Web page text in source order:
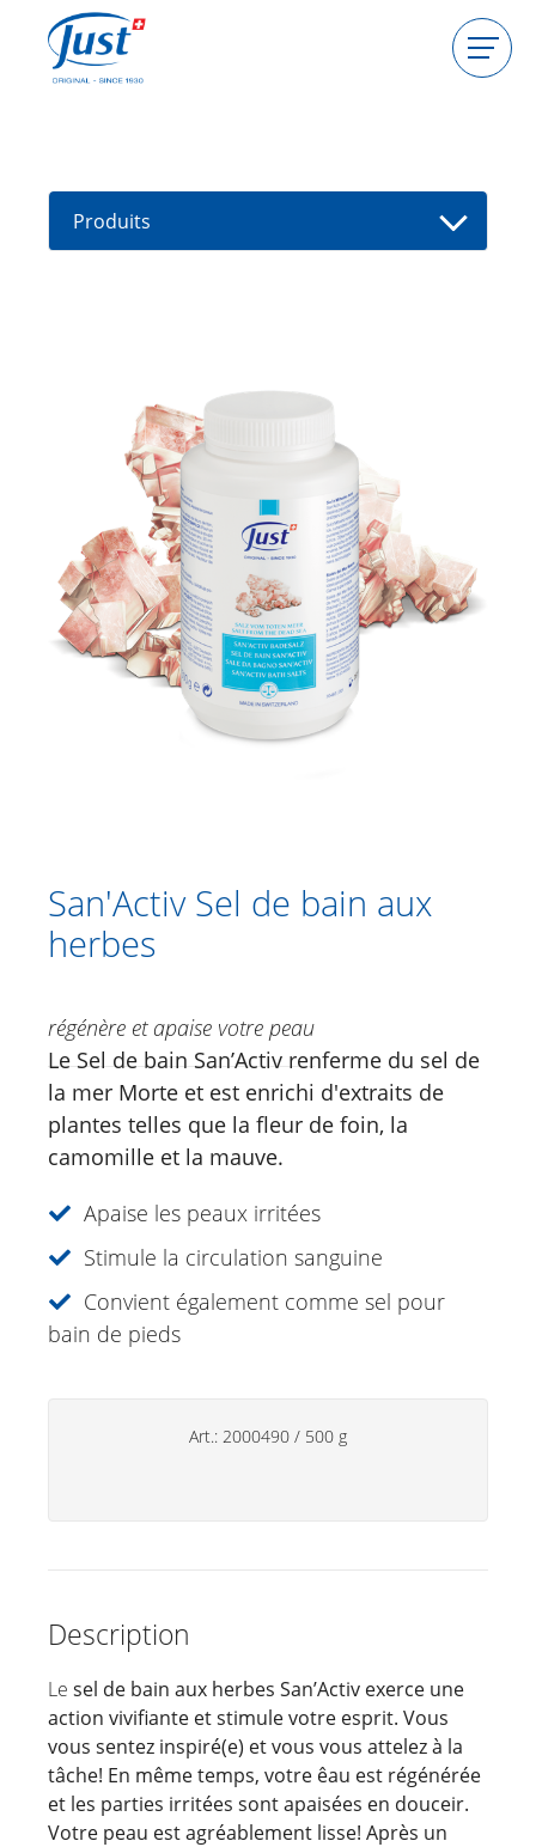
Devenir conseillère
Guides
Produits
Bain
Brosse de massage
Sel de bain Eucasol
Fleur de foin | Edelweiss Bain
moussant
Thym essence de bain
Genièvre essence de bain
San'Activ Sel de bain aux herbes
Soins de cheveux
Soins corporels
Crèmes à base de plantes
Soins du visage
Just for Men
Aromathérapie
Déodorants
Produits ménagers
San'Activ Sel de bain aux
herbes
régénère et apaise votre peau
Le Sel de bain San’Activ renferme du sel de
la mer Morte et est enrichi d'extraits de
plantes telles que la fleur de foin, la
camomille et la mauve.
Apaise les peaux irritées
Stimule la circulation sanguine
Convient également comme sel pour
bain de pieds
Art.: 2000490 / 500 g
Description
Le sel de bain aux herbes San’Activ exerce une
action vivifiante et stimule votre esprit. Vous
vous sentez inspiré(e) et vous vous attelez à la
tâche! En même temps, votre êau est régénérée
et les parties irritées sont apaisées en douceir.
Votre peau est agréablement lisse! Après un